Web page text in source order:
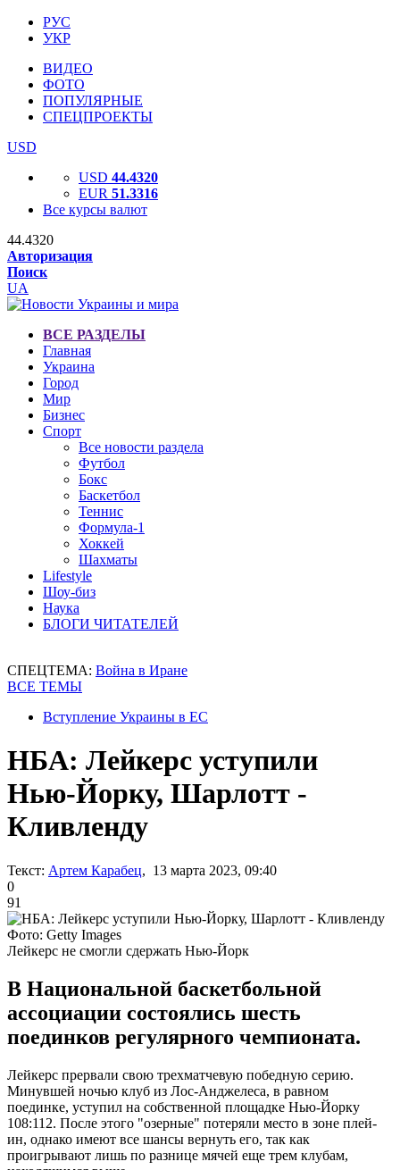
РУС
УКР
ВИДЕО
ФОТО
ПОПУЛЯРНЫЕ
СПЕЦПРОЕКТЫ
USD
USD 44.4320
EUR 51.3316
Все курсы валют
44.4320
Авторизация
Поиск
UA
ВСЕ РАЗДЕЛЫ
Главная
Украина
Город
Мир
Бизнес
Спорт
Все новости раздела
Футбол
Бокс
Баскетбол
Теннис
Формула-1
Хоккей
Шахматы
Lifestyle
Шоу-биз
Наука
БЛОГИ ЧИТАТЕЛЕЙ
СПЕЦТЕМА: Война в Иране
ВСЕ ТЕМЫ
Вступление Украины в ЕС
НБА: Лейкерс уступили
Нью-Йорку, Шарлотт -
Кливленду
Текст: Артем Карабец, 13 марта 2023, 09:40
0
91
Фото: Getty Images
Лейкерс не смогли сдержать Нью-Йорк
В Национальной баскетбольной
ассоциации состоялись шесть
поединков регулярного чемпионата.
Лейкерс прервали свою трехматчевую победную серию.
Минувшей ночью клуб из Лос-Анджелеса, в равном
поединке, уступил на собственной площадке Нью-Йорку
108:112. После этого "озерные" потеряли место в зоне плей-
ин, однако имеют все шансы вернуть его, так как
проигрывают лишь по разнице мячей еще трем клубам,